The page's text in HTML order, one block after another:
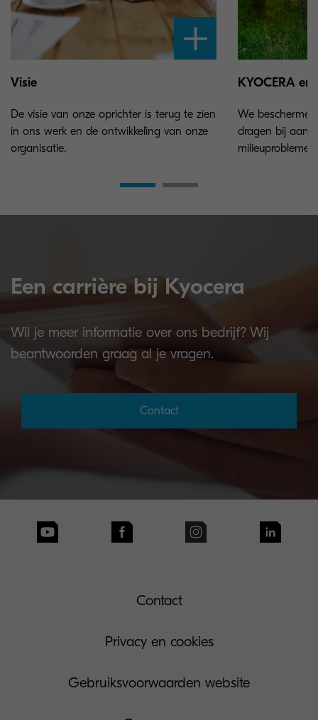
Visie
De visie van onze oprichter is terug te zien
in ons werk en de ontwikkeling van onze
organisatie.
KYOCERA
We
dragen bij aan
milieuproblemen.
Een carrière bij Kyocera
Wil je meer informatie over ons bedrijf? Wij
beantwoorden graag al je vragen.
Contact
Contact
Privacy en cookies
Gebruiksvoorwaarden website